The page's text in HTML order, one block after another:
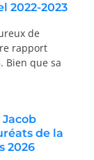
2022-2023
de
rapport
Bien que sa
de la
2026